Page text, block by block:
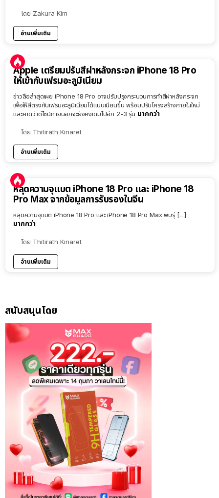
โดย Zakura Kim
อ่านเพิ่มเติม
Apple เตรียมปรับสีฝาหลังกระจก iPhone 18 Pro
ให้เข้ากับเฟรมอะลูมิเนียม
ข่าวลือล่าสุดเผย iPhone 18 Pro อาจปรับปรุงกระบวนการทำสีฝาหลังกระจก
เพื่อให้สีตรงกับเฟรมอะลูมิเนียมได้แนบเนียนขึ้น พร้อมปรับโครงสร้างภายในใหม่
และคาดว่าดีไซน์ภายนอกจะยังคงเดิมไปอีก 2-3 รุ่น มากกว่า
โดย Thitirath Kinaret
อ่านเพิ่มเติม
หลุดความจุแบต iPhone 18 Pro และ iPhone 18
Pro Max จากข้อมูลการรับรองในจีน
หลุดความจุแบต iPhone 18 Pro และ iPhone 18 Pro Max พบรุ่ […]
มากกว่า
โดย Thitirath Kinaret
อ่านเพิ่มเติม
สนับสนุนโดย